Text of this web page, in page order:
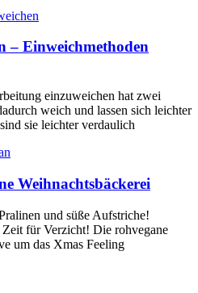
– Einweichmethoden
einzuweichen hat zwei
weich und lassen sich leichter
sie leichter verdaulich
Weihnachtsbäckerei
und süße Aufstriche!
für Verzicht! Die rohvegane
um das Xmas Feeling